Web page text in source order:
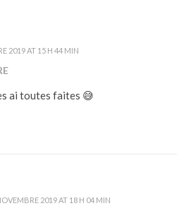
2019 AT 15 H 44 MIN
ai toutes faites 😅
2019 AT 18 H 04 MIN